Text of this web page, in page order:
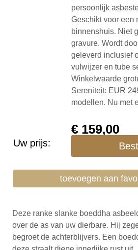
persoonlijk
Geschikt voor een
binnenshuis. Niet
gravure. Wordt
geleverd inclusief
vulwijzer en tube
Winkelwaarde
Sereniteit: EUR
modellen. Nu met
Uw prijs:
€ 159,00
toevoegen aan
Deze ranke slanke boeddha
over de as van uw dierbare. Hij
begroet de achterblijvers. Een